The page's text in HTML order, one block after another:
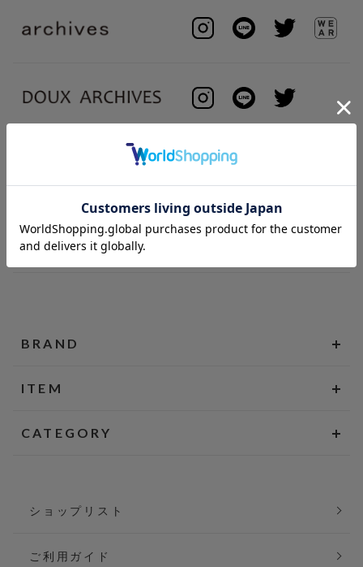
BRAND
ITEM
CATEGORY
ショップリスト
ご利用ガイド